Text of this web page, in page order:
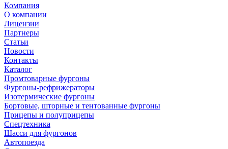
Компания
О компании
Лицензии
Партнеры
Статьи
Новости
Контакты
Каталог
Промтоварные фургоны
Фургоны-рефрижераторы
Изотермические фургоны
Бортовые, шторные и тентованные фургоны
Прицепы и полуприцепы
Спецтехника
Шасси для фургонов
Автопоезда